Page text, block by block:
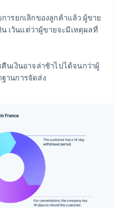
ารยกเลิกของลูกค้าแล้ว ผู้ขาย
น เว้นแต่ว่าผู้ขายจะมีเหตุผลที่
นเงินอาจล่าช้าไปได้จนกว่าผู้
านการจัดส่ง